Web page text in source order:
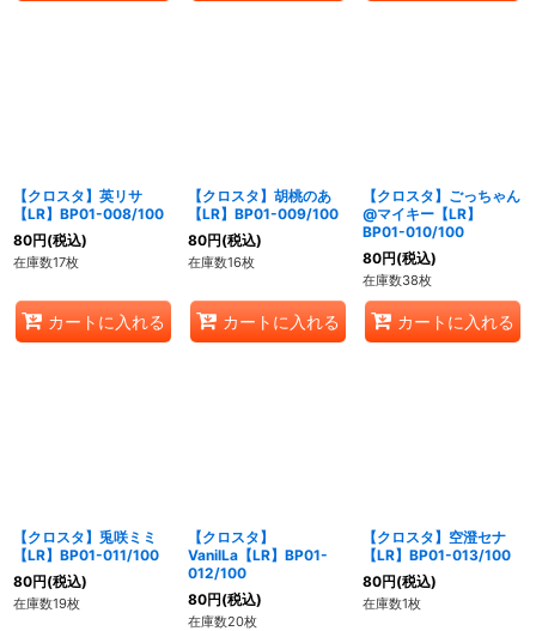
【クロスタ】英リサ
【LR】BP01-008/100
80円(税込)
在庫数17枚
カートに入れる
【クロスタ】胡桃のあ
【LR】BP01-009/100
80円(税込)
在庫数16枚
カートに入れる
【クロスタ】ごっちゃん
@マイキー【LR】
BP01-010/100
80円(税込)
在庫数38枚
カートに入れる
【クロスタ】兎咲ミミ
【LR】BP01-011/100
80円(税込)
在庫数19枚
【クロスタ】
VanilLa【LR】BP01-
012/100
80円(税込)
在庫数20枚
【クロスタ】空澄セナ
【LR】BP01-013/100
80円(税込)
在庫数1枚